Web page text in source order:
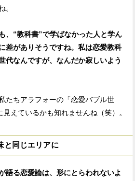
。
、“教科書”で学ばなかった人と学ん
差がありそうですね。私は恋愛教科
代なんですが、なんだか寂しいよう
たちアラフォーの「恋愛バブル世
見えているかも知れませんね（笑）。
と同じエリアに
語る恋愛論は、形にとらわれないよ